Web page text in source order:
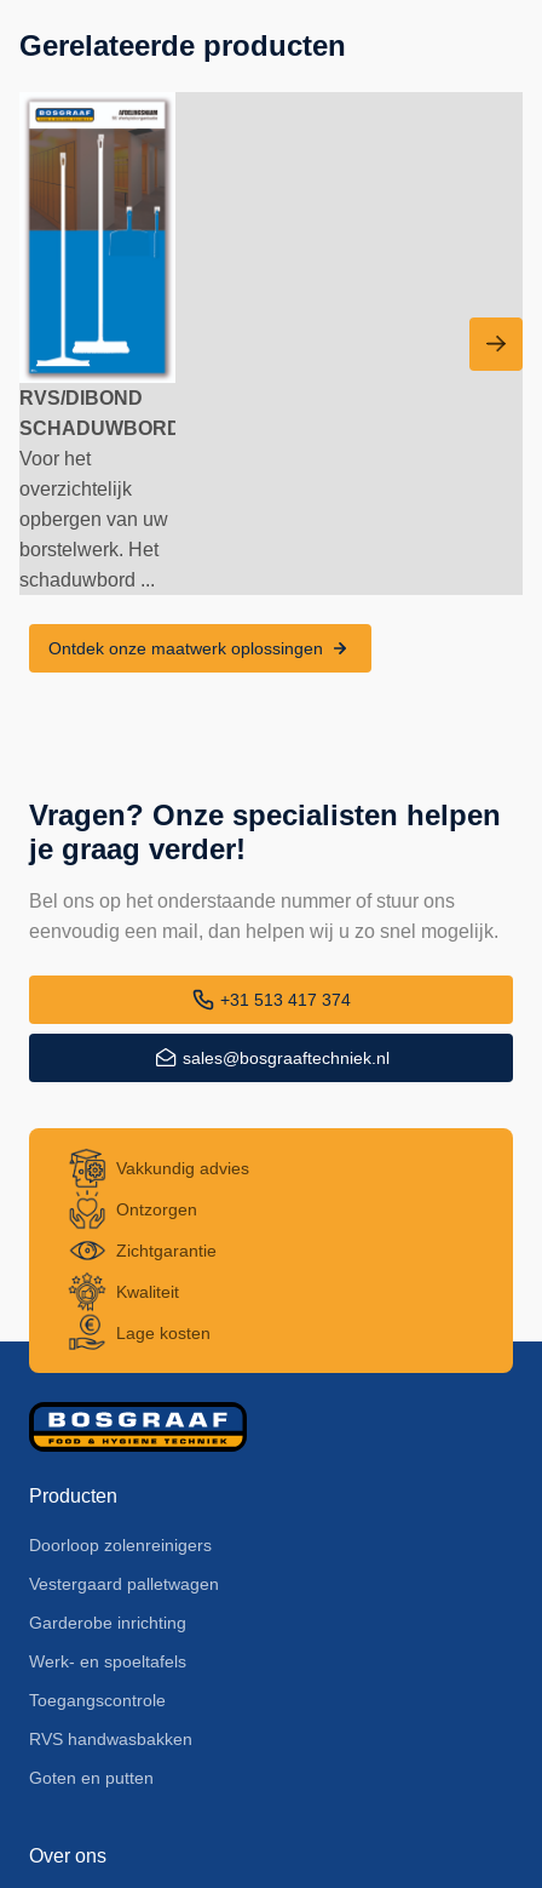
Gerelateerde producten
RVS/DIBOND
SCHADUWBORD
Voor het
overzichtelijk
opbergen van uw
borstelwerk. Het
schaduwbord ...
Ontdek onze maatwerk oplossingen
Vragen? Onze specialisten helpen
je graag verder!
Bel ons op het onderstaande nummer of stuur ons
eenvoudig een mail, dan helpen wij u zo snel mogelijk.
+31 513 417 374
sales@bosgraaftechniek.nl
Vakkundig advies
Ontzorgen
Zichtgarantie
Kwaliteit
Lage kosten
Producten
Doorloop zolenreinigers
Vestergaard palletwagen
Garderobe inrichting
Werk- en spoeltafels
Toegangscontrole
RVS handwasbakken
Goten en putten
Over ons